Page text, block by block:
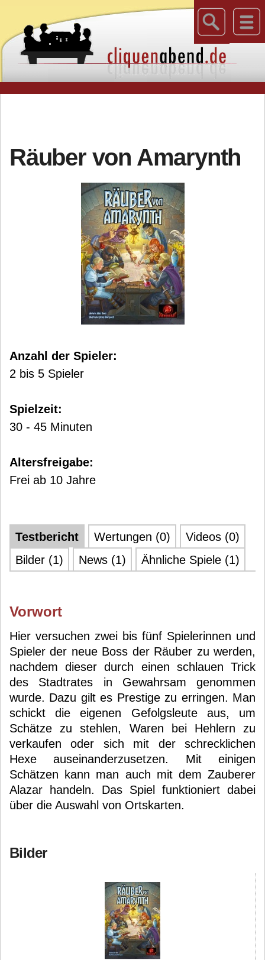
Räuber von Amarynth
Anzahl der Spieler:
2 bis 5 Spieler
Spielzeit:
30 - 45 Minuten
Altersfreigabe:
Frei ab 10 Jahre
Testbericht Wertungen (0)
Videos (0)
Bilder (1)
News (1) Ähnliche Spiele (1)
Vorwort
Hier versuchen zwei bis fünf Spielerinnen und
Spieler der neue Boss der Räuber zu werden,
nachdem dieser durch einen schlauen Trick
des Stadtrates in Gewahrsam genommen
wurde. Dazu gilt es Prestige zu erringen. Man
schickt die eigenen Gefolgsleute aus, um
Schätze zu stehlen, Waren bei Hehlern zu
verkaufen oder sich mit der schrecklichen
Hexe auseinanderzusetzen. Mit einigen
Schätzen kann man auch mit dem Zauberer
Alazar handeln. Das Spiel funktioniert dabei
über die Auswahl von Ortskarten.
Bilder